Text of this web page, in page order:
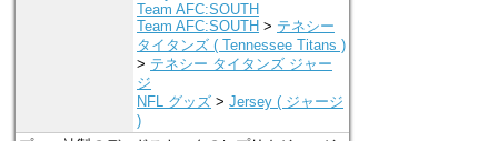
Team AFC:SOUTH
Team AFC:SOUTH > テネシー
タイタンズ ( Tennessee Titans )
> テネシー タイタンズ ジャー
ジ
NFL グッズ >Jersey ( ジャージ
)